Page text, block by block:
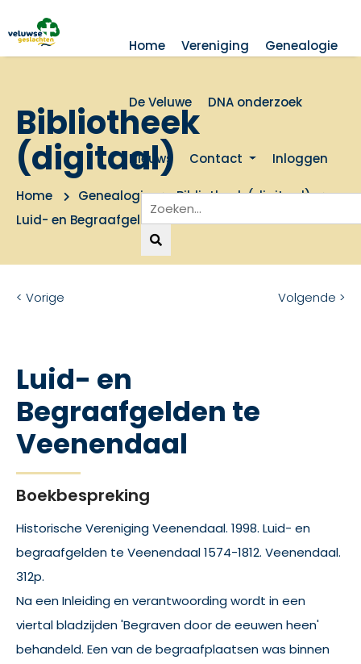
Home Vereniging Genealogie
De Veluwe DNA onderzoek
Nieuws Contact Inloggen
Bibliotheek
(digitaal)
Home Genealogie
Bibliotheek (digitaal)
Luid- en Begraafgelden te Veenendaal
< Vorige Volgende >
Luid- en
Begraafgelden te
Veenendaal
Boekbespreking
Historische Vereniging Veenendaal. 1998. Luid- en
begraafgelden te Veenendaal 1574-1812. Veenendaal.
312p.
Na een Inleiding en verantwoording wordt in een
viertal bladzijden 'Begraven door de eeuwen heen'
behandeld. Een van de begraafplaatsen was binnen